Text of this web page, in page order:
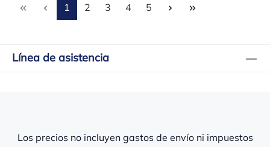
Página
1 Página
2 Página
3 Página
4 Página
5
Línea de asistencia
Los precios no incluyen gastos de envío ni impuestos